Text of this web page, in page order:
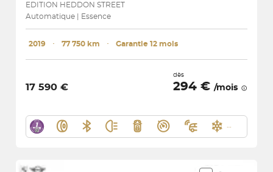
EDITION HEDDON STREET
Automatique | Essence
2019 ･ 77 750 km ･ Garantie 12 mois
17 590 €
dès
294 € /mois